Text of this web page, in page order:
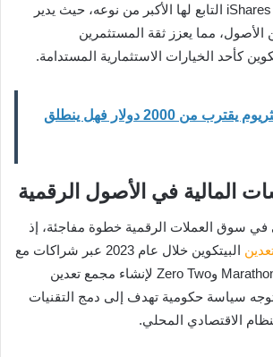
صندوق iShares Bitcoin ETF التابع لها الأكبر من نوعه، حيث يدير
من الأصول، مما يعزز ثقة المستثمرين
كأحد الخيارات الاستثمارية المستدامة.
سعر إيثريوم يقترب من 2000 دولار فهل ينطلق
المالية في الأصول الرقمية
سوق العملات الرقمية خطوة مفاجئة، إذ
البيتكوين خلال عام 2023 عبر شراكات مع
شركات مثل Marathon Digital وZero Two لإنشاء مجمع تعدين
سياسة حكومية تهدف إلى دمج التقنيات
الاقتصادي المحلي.